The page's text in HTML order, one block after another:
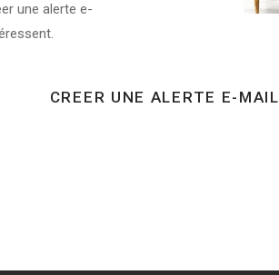
une alerte e-
CREER UNE ALERTE E-MAIL